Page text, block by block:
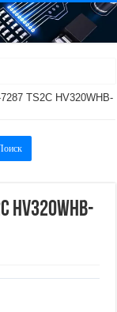
TS2C HV320WHB-
HV320WHB-